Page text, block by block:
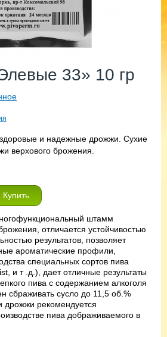
33» 10 гр
и надежные дрожжи. Сухие
верхового брожения.
штамм
отличается устойчивостью
результатов, позволяет
ароматические профили,
специальных сортов пива
и т .д.), дает отличные результаты
пива с содержанием алкоголя
сбраживать сусло до 11,5 об.%
дрожжи рекомендуется
пива дображиваемого в